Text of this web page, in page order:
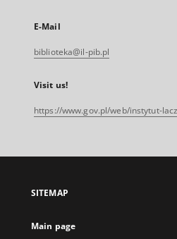
E-Mail
biblioteka@il-pib.pl
Visit us!
https://www.gov.pl/web/instytut-
SITEMAP
Main page